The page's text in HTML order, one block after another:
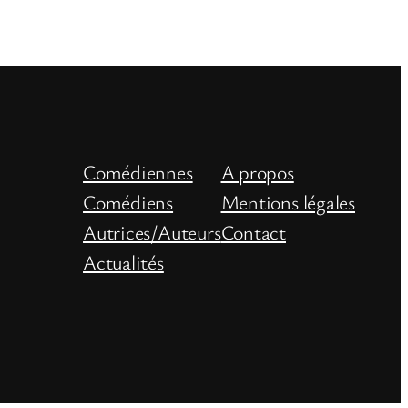
Comédiennes
Comédiens
Autrices/Auteurs
Actualités
A propos
Mentions légales
Contact